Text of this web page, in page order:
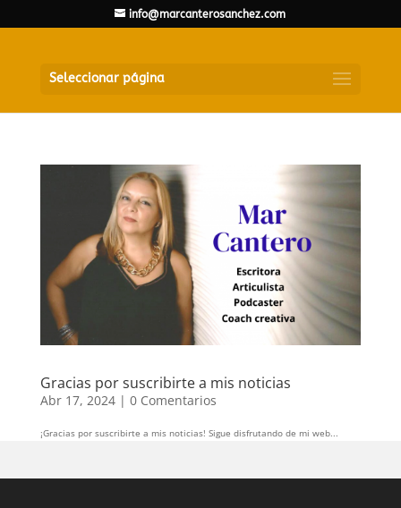
info@marcanterosanchez.com
Seleccionar página
Gracias por suscribirte a mis noticias
Abr 17, 2024| 0 Comentarios
¡Gracias por suscribirte a mis noticias! Sigue disfrutando de mi web...